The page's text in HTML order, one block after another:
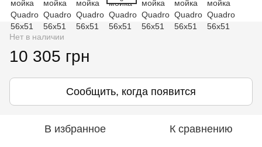
Нет в наличии
10 305 грн
Сообщить, когда появится
В избранное К сравнению